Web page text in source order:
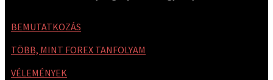
BEMUTATKOZÁS
TÖBB, MINT FOREX TANFOLYAM
VÉLEMÉNYEK